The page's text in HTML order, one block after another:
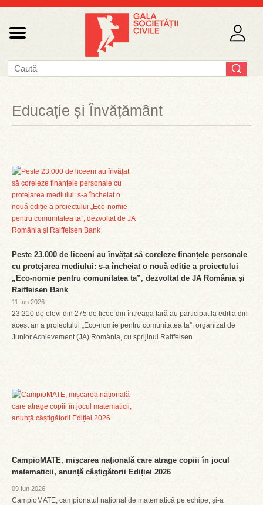
Educație și Învățământ
Peste 23.000 de liceeni au învățat să coreleze finanțele personale
cu protejarea mediului: s-a încheiat o nouă ediție a proiectului
„Eco-nomie pentru comunitatea ta”, dezvoltat de JA România și
Raiffeisen Bank
11 Iun 2026
23.210 de elevi din 275 de licee din întreaga țară au participat la ediția din
acest an a proiectului „Eco-nomie pentru comunitatea ta”, organizat de
Junior Achievement (JA) România, cu sprijinul Raiffeisen...
CampioMATE, mișcarea națională care atrage copiii în jocul
matematicii, anunță câștigătorii Ediției 2026
09 Iun 2026
CampioMATE, campionatul național de matematică pe echipe, și-a